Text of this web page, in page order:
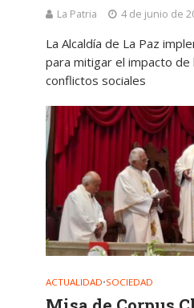
La Patria 4 de junio de
La Alcaldía de La Paz
para mitigar el impacto
conflictos sociales
ACTUALIDAD•SOCIEDAD